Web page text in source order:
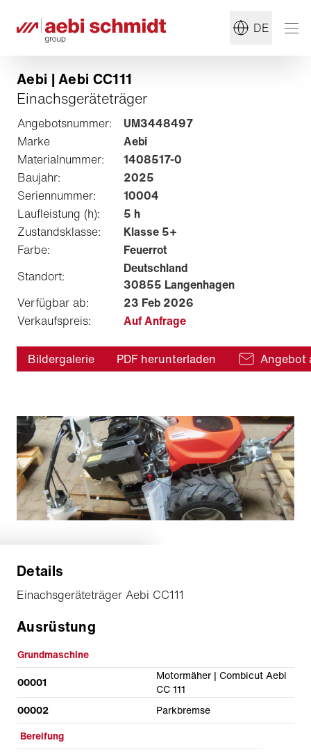
DE
Aebi | Aebi CC111
Einachsgeräteträger
Angebotsnummer:
UM3448497
Marke
Aebi
Materialnummer:
1408517-0
Baujahr:
2025
Seriennummer:
10004
Laufleistung (h):
5 h
Zustandsklasse:
Klasse 5+
Farbe:
Feuerrot
Standort:
Deutschland
30855 Langenhagen
Verfügbar ab:
23 Feb 2026
Verkaufspreis:
Auf Anfrage
Bildergalerie PDF herunterladen Angebot
Details
Einachsgeräteträger Aebi CC111
Ausrüstung
Grundmaschine
00001
Motormäher | Combicut Aebi
CC 111
00002
Parkbremse
Bereifung